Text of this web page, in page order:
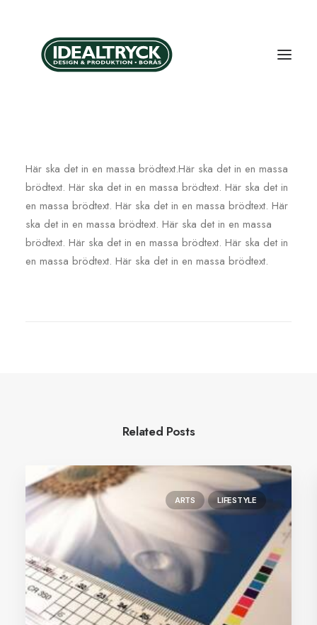
Här ska det in en massa brödtext.Här ska det in en massa
brödtext. Här ska det in en massa brödtext. Här ska det in
en massa brödtext. Här ska det in en massa brödtext. Här
ska det in en massa brödtext. Här ska det in en massa
brödtext. Här ska det in en massa brödtext. Här ska det in
en massa brödtext. Här ska det in en massa brödtext.
Related Posts
ARTS LIFESTYLE